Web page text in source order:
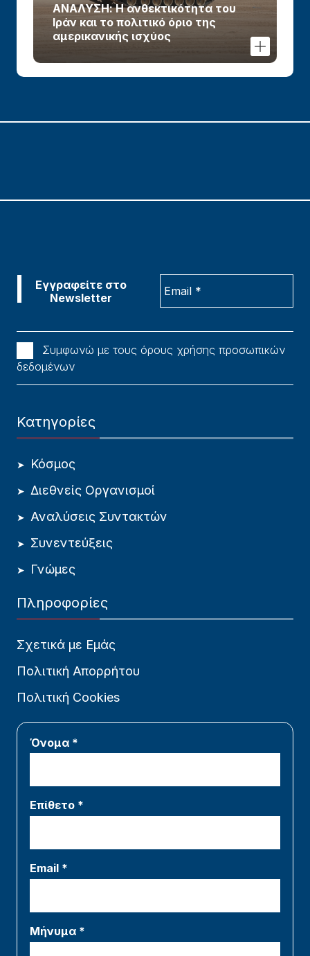
ΑΝΑΛΥΣΗ: Η ανθεκτικότητα του
Ιράν και το πολιτικό όριο της
αμερικανικής ισχύος
Συμφωνώ με τους όρους χρήσης προσωπικών
δεδομένων
Κατηγορίες
Κόσμος
Διεθνείς Οργανισμοί
Αναλύσεις Συντακτών
Συνεντεύξεις
Γνώμες
Πληροφορίες
Σχετικά με Εμάς
Πολιτική Απορρήτου
Πολιτική Cookies
Όνομα *
Επίθετο *
Email *
Μήνυμα *